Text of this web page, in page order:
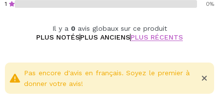
1 0%
Il y a 0avis globaux sur ce produit
PLUS NOTÉSPLUS ANCIENSPLUS RÉCENTS
Pas encore d'avis en français. Soyez le premier à
donner votre avis!